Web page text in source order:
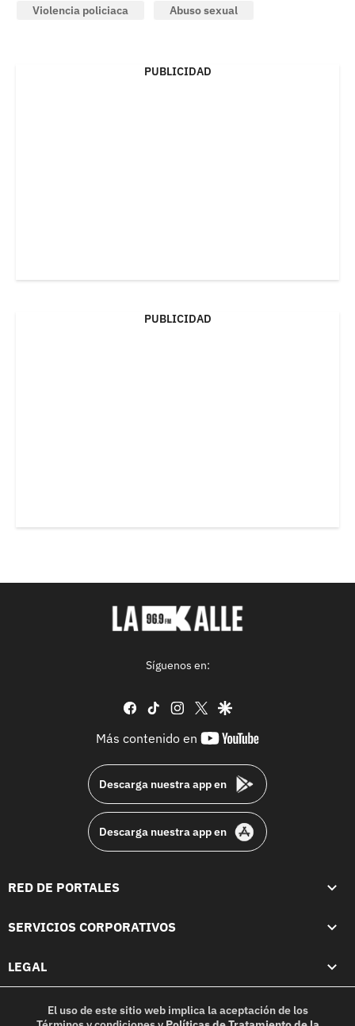
Violencia policiaca
Abuso sexual
PUBLICIDAD
PUBLICIDAD
Síguenos en:
facebook
tiktok instagram
twittergoogle
Más contenido en
youtube-
Descarga nuestra app en
Descarga nuestra app en
RED DE PORTALES
SERVICIOS CORPORATIVOS
LEGAL
El uso de este sitio web implica la aceptación de los